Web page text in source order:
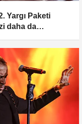
Yargı Paketi
daha da